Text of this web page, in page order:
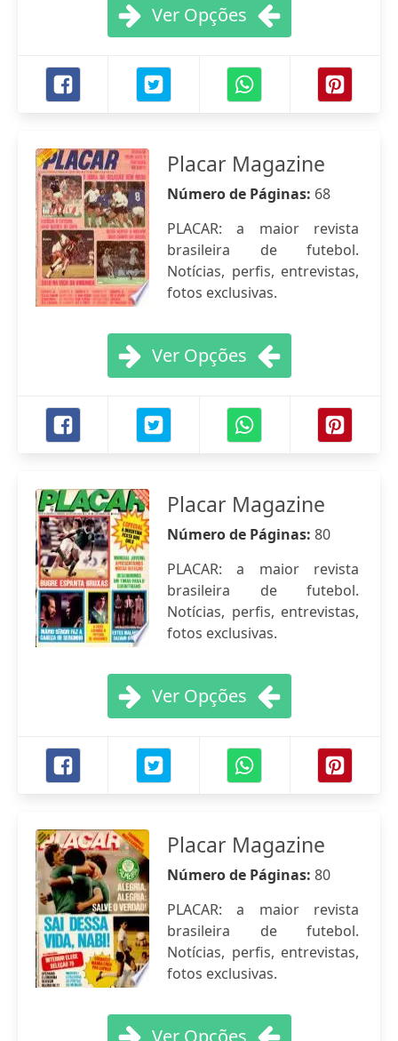
Ver Opções
Placar Magazine
Número de Páginas: 68
PLACAR: a maior revista
brasileira de futebol.
Notícias, perfis, entrevistas,
fotos exclusivas.
Ver Opções
Placar Magazine
Número de Páginas: 80
PLACAR: a maior revista
brasileira de futebol.
Notícias, perfis, entrevistas,
fotos exclusivas.
Ver Opções
Placar Magazine
Número de Páginas: 80
PLACAR: a maior revista
brasileira de futebol.
Notícias, perfis, entrevistas,
fotos exclusivas.
Ver Opções